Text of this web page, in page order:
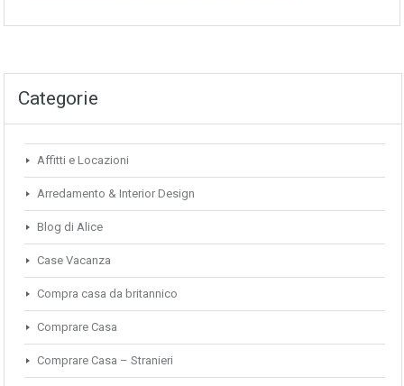
Categorie
Affitti e Locazioni
Arredamento & Interior Design
Blog di Alice
Case Vacanza
Compra casa da britannico
Comprare Casa
Comprare Casa – Stranieri